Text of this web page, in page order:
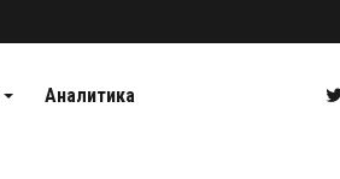
Аналитика